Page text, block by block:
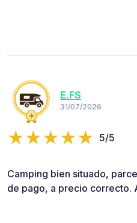
E.FS
31/07/2026
5/5
Camping bien situado,
de pago, a precio correcto.